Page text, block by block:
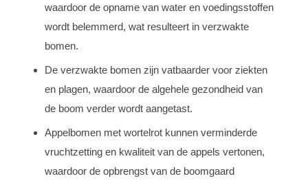
waardoor de opname van water en voedingsstoffen
wordt belemmerd, wat resulteert in verzwakte
bomen.
De verzwakte bomen zijn vatbaarder voor ziekten
en plagen, waardoor de algehele gezondheid van
de boom verder wordt aangetast.
Appelbomen met wortelrot kunnen verminderde
vruchtzetting en kwaliteit van de appels vertonen,
waardoor de opbrengst van de boomgaard